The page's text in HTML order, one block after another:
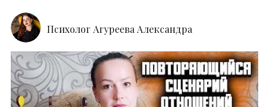
Психолог Агуреева Александра